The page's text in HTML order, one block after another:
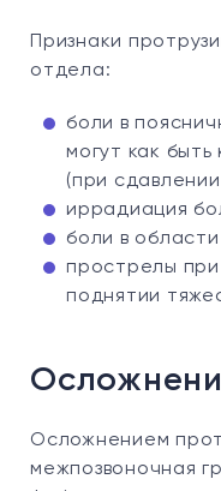
Признаки
отдела:
боли в
могут как
(при
иррадиация
боли в
прострелы при
поднятии
Осложнением
межпозвоночная